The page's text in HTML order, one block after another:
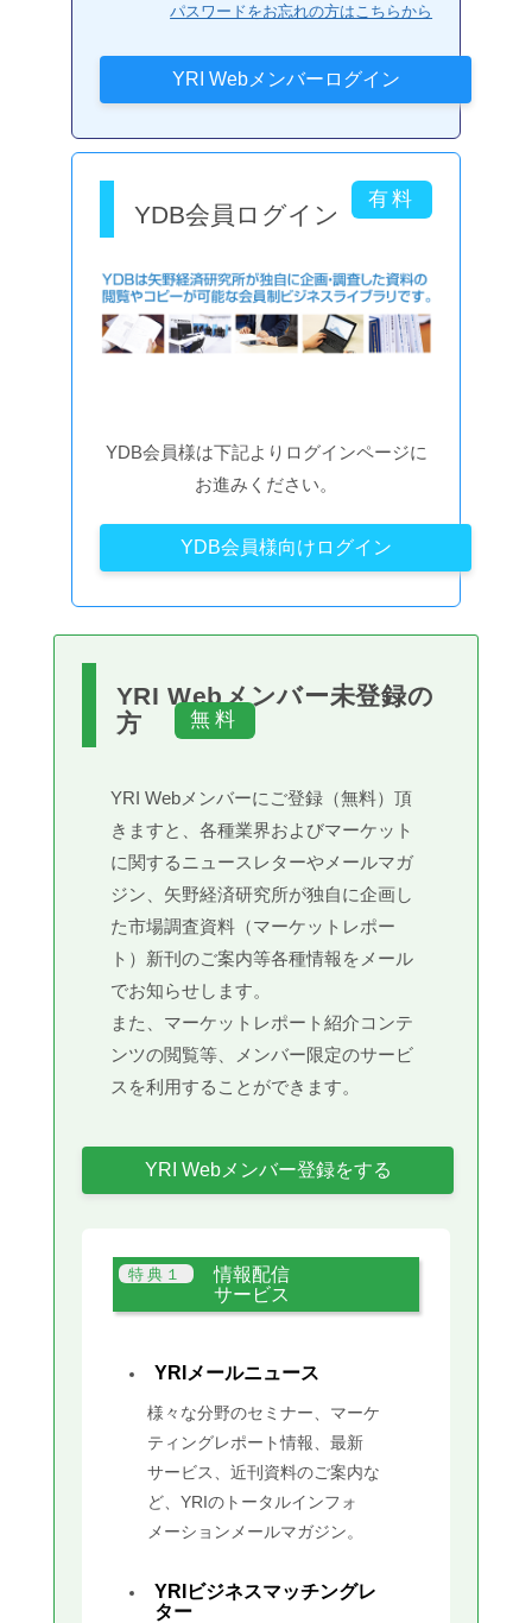
パスワードをお忘れの方はこちらから
YDB会員ログイン
YDB会員様は下記よりログインページに
お進みください。
YDB会員様向けログイン
YRI Webメンバー未登録の
方
YRI Webメンバーにご登録（無料）頂
きますと、各種業界およびマーケット
に関するニュースレターやメールマガ
ジン、矢野経済研究所が独自に企画し
た市場調査資料（マーケットレポー
ト）新刊のご案内等各種情報をメール
でお知らせします。
また、マーケットレポート紹介コンテ
ンツの閲覧等、メンバー限定のサービ
スを利用することができます。
YRI Webメンバー登録をする
情報配信
サービス
YRIメールニュース
様々な分野のセミナー、マーケ
ティングレポート情報、最新
サービス、近刊資料のご案内な
ど、YRIのトータルインフォ
メーションメールマガジン。
YRIビジネスマッチングレ
ター